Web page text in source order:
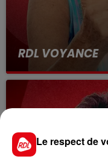
RDL VOYANCE
8 mars 2024
Le respect de